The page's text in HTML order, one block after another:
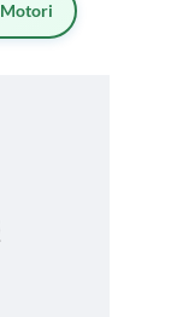
Motori